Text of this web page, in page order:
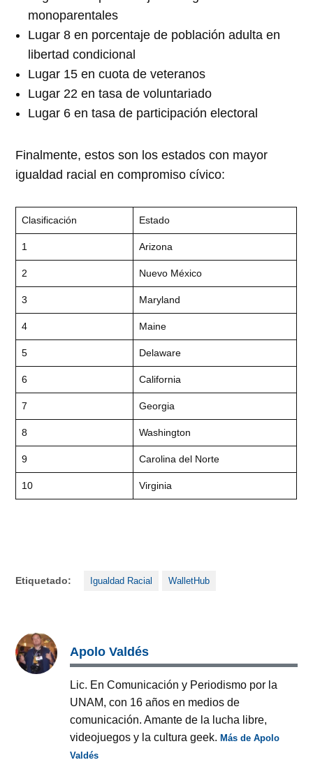
monoparentales
Lugar 8 en porcentaje de población adulta en
libertad condicional
Lugar 15 en cuota de veteranos
Lugar 22 en tasa de voluntariado
Lugar 6 en tasa de participación electoral
Finalmente, estos son los estados con mayor
igualdad racial en compromiso cívico:
Clasificación Estado
1 Arizona
2 Nuevo México
3 Maryland
4 Maine
5 Delaware
6 California
7 Georgia
8 Washington
9 Carolina del Norte
10 Virginia
Etiquetado: Igualdad Racial WalletHub
Apolo Valdés
Lic. En Comunicación y Periodismo por la
UNAM, con 16 años en medios de
comunicación. Amante de la lucha libre,
videojuegos y la cultura geek.Más de Apolo
Valdés